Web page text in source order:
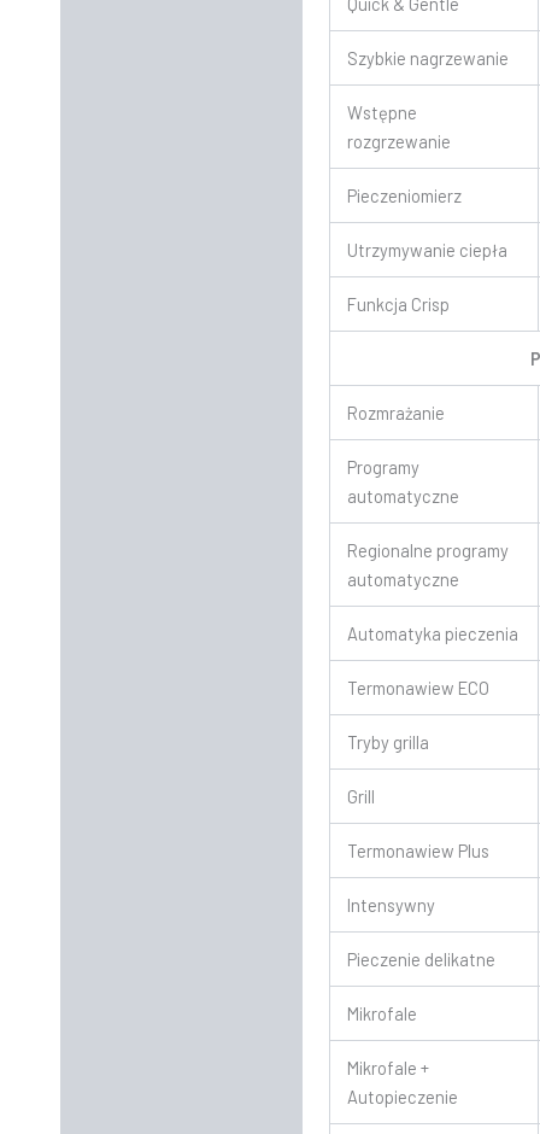
Szybkie nagrzewanie
Wstępne
rozgrzewanie
Pieczeniomierz
Utrzymywanie ciepła
Funkcja Crisp
Rozmrażanie
Programy
automatyczne
Regionalne programy
automatyczne
Automatyka pieczenia
Termonawiew ECO
Tryby grilla
Grill
Termonawiew Plus
Intensywny
Pieczenie delikatne
Mikrofale
Mikrofale +
Autopieczenie